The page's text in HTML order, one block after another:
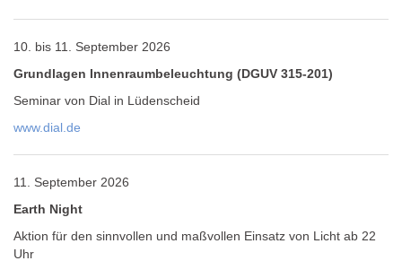
10. bis 11. September 2026
Grundlagen Innenraumbeleuchtung (DGUV 315-201)
Seminar von Dial in Lüdenscheid
www.dial.de
11. September 2026
Earth Night
Aktion für den sinnvollen und maßvollen Einsatz von Licht ab 22
Uhr